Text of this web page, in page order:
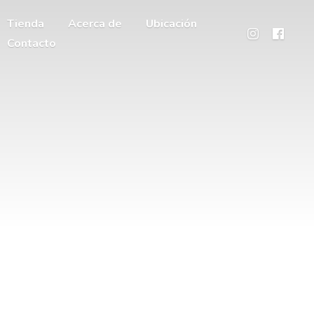
Tienda Acerca de
Ubicación
Contacto